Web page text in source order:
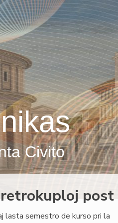
Civito
lasta semestro de kurso pri la